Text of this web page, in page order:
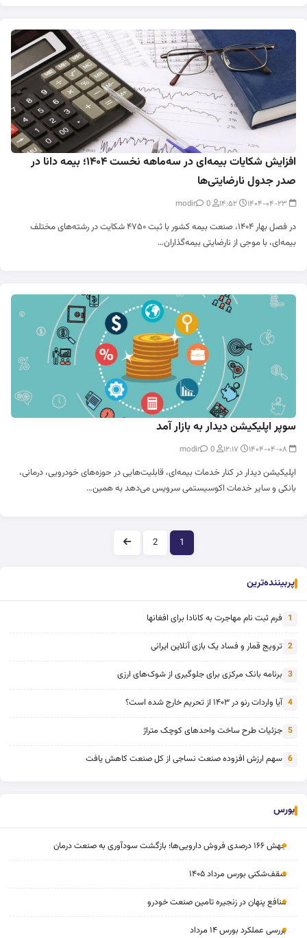
افزایش شکایات بیمه‌ای در سه‌ماهه نخست ۱۴۰۴؛ بیمه دانا در
صدر جدول نارضایتی‌ها
0
در فصل بهار ۱۴۰۴، صنعت بیمه کشور با ثبت ۴۷۵۰ شکایت در رشته‌های مختلف
بیمه‌ای، با موجی از نارضایتی بیمه‌گذاران…
سوپر اپلیکیشن دیدار به بازار آمد
0
اپلیکیشن دیدار در کنار خدمات بیمه‌ای، قابلیت‌هایی در حوزه‌های خودرویی، درمانی،
بانکی و سایر خدمات اکوسیستمی سرویس می‌دهد به همین…
صفحه‌بندی
1
2
پربیننده‌ترین
1 فرم ثبت نام مهاجرت به کانادا برای افغانها
2 ترویج قمار و فساد یک بازی آنلاین ایرانی
3 برنامه بانک مرکزی برای جلوگیری از شوک‌های ارزی
4 آیا واردات رنو در ۱۴۰۳ از تحریم خارج شده است؟
5 جزئیات طرح ساخت واحدهای کوچک متراژ
6 سهم ارزش افزوده صنعت نساجی از کل صنعت کاهش یافت
بورس
جهش ۱۶۶ درصدی فروش دارویی‌ها؛ بازگشت سودآوری به صنعت درمان
سقف‌شکنی بورس مرداد ۱۴۰۵
منافع پنهان در زنجیره تامین صنعت خودرو
بررسی عملکرد بورس ۱۴ مرداد